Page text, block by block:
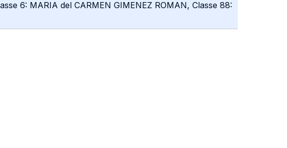
6: MARIA del CARMEN GIMENEZ ROMAN, Classe 88: